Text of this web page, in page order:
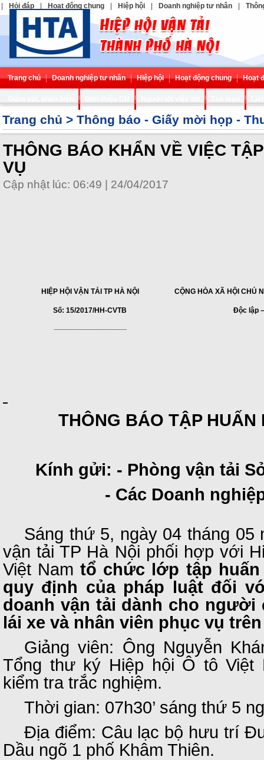
Doanh nghiệp tư nhân
Hiệp hội
Hoạt động chung
Hỏi đáp
Trang chủ Doanh nghiệp tư nhân Hiệp hội Hoạt động chung Hoạt
Trang chủ > Thông báo - Giấy mời họp -
THÔNG BÁO KHẨN VỀ VIỆC
VỤ
Cập nhật lúc: 06:49 | 24/04/2017
HIỆP HỘI VẬN TẢI TP HÀ NỘI
Số: 15/2017/HH-CVTB
--------------------------------------------------------------
CỘNG HÒA XÃ HỘI CHỦ
Độc lập
THÔNG BÁO TẬP HUẤN
Kính gửi: - Phòng vận tải
- Các Doanh
Sáng thứ 5, ngày 04 tháng 05
vận tải TP Hà Nội phối hợp với
Việt Namtổ chức lớp tập huấn
quy định của pháp luật đối
doanh vận tải dành cho người
lái xe và nhân viên phục vụ
Giảng viên: Ông Nguyễn
Tổng thư ký Hiệp hội Ô tô Việt
kiểm tra trắc nghiệm.
Thời gian: 07h30’ sáng thứ 5
Địa điểm: Câu lạc bộ hưu trí
Dầu ngõ 1 phố Khâm Thiên.